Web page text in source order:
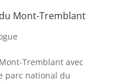
Mont-Tremblant
Tremblant avec
parc national du